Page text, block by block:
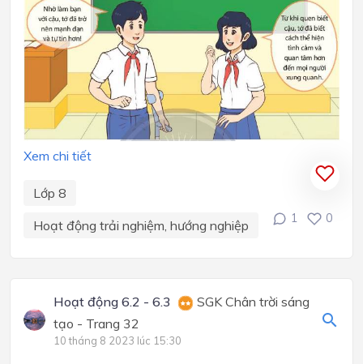
Xem chi tiết
Lớp 8
Hoạt động trải nghiệm, hướng nghiệp
1 0
Hoạt động 6.2 - 6.3
SGK Chân trời sáng
tạo - Trang 32
10 tháng 8 2023 lúc 15:30